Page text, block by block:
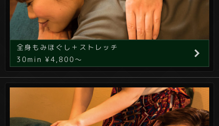
全身もみほぐし＋ストレッチ
30min ¥4,800～